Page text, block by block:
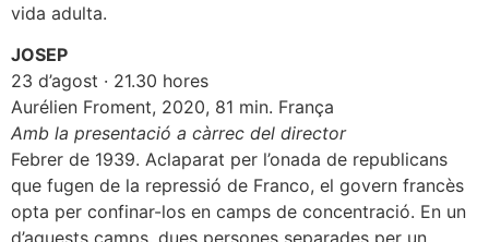
vida adulta.
JOSEP
23 d’agost · 21.30 hores
Aurélien Froment, 2020, 81 min. França
Amb la presentació a càrrec del director
Febrer de 1939. Aclaparat per l’onada de republicans
que fugen de la repressió de Franco, el govern francès
opta per confinar-los en camps de concentració. En un